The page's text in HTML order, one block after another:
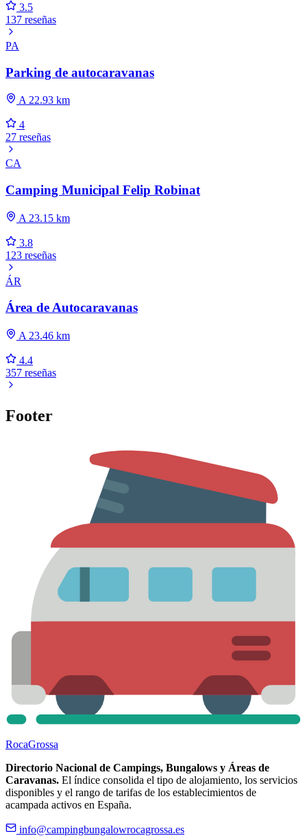
3.5
137 reseñas
PA
Parking de autocaravanas
A 22.93 km
4
27 reseñas
CA
Camping Municipal Felip Robinat
A 23.15 km
3.8
123 reseñas
ÁR
Área de Autocaravanas
A 23.46 km
4.4
357 reseñas
Footer
RocaGrossa
Directorio Nacional de Campings, Bungalows y Áreas de
Caravanas. El índice consolida el tipo de alojamiento, los servicios
disponibles y el rango de tarifas de los establecimientos de
acampada activos en España.
info@campingbungalowrocagrossa.es